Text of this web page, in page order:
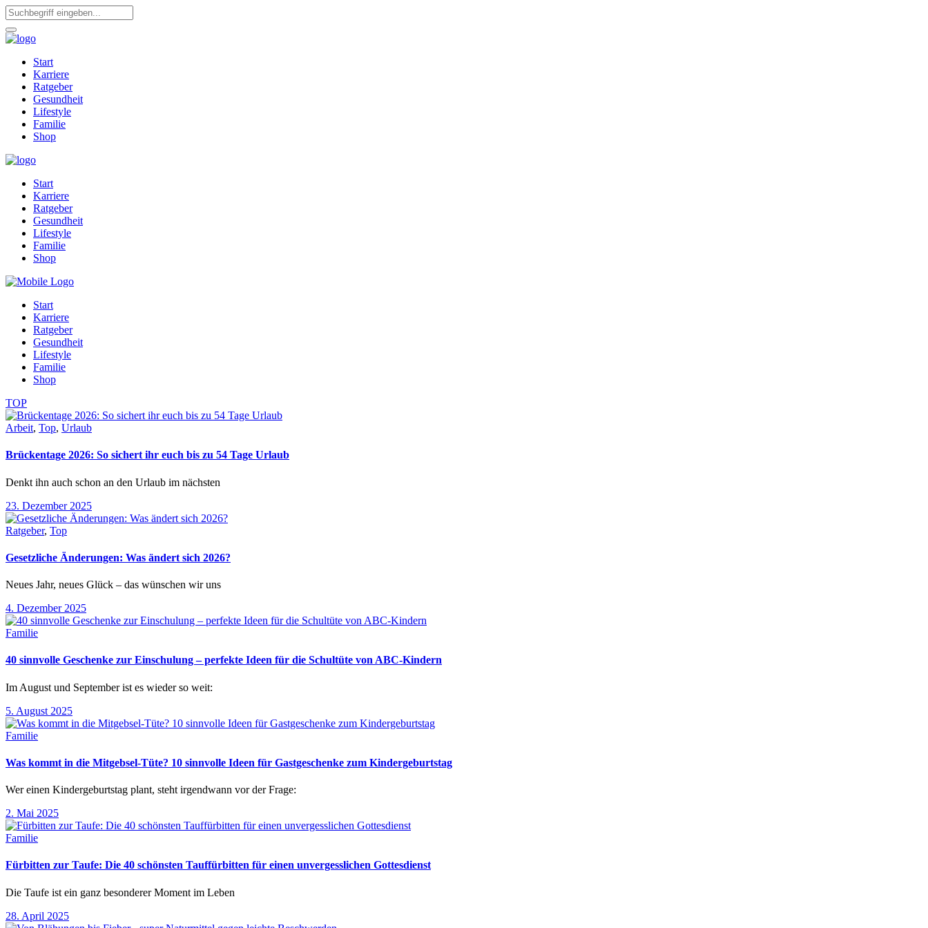
Start
Karriere
Ratgeber
Gesundheit
Lifestyle
Familie
Shop
Start
Karriere
Ratgeber
Gesundheit
Lifestyle
Familie
Shop
Start
Karriere
Ratgeber
Gesundheit
Lifestyle
Familie
Shop
TOP
Arbeit, Top, Urlaub
Brückentage 2026: So sichert ihr euch bis zu 54 Tage Urlaub
Denkt ihn auch schon an den Urlaub im nächsten
23. Dezember 2025
Ratgeber, Top
Gesetzliche Änderungen: Was ändert sich 2026?
Neues Jahr, neues Glück – das wünschen wir uns
4. Dezember 2025
Familie
40 sinnvolle Geschenke zur Einschulung – perfekte Ideen für die Schultüte von ABC-Kindern
Im August und September ist es wieder so weit:
5. August 2025
Familie
Was kommt in die Mitgebsel-Tüte? 10 sinnvolle Ideen für Gastgeschenke zum Kindergeburtstag
Wer einen Kindergeburtstag plant, steht irgendwann vor der Frage:
2. Mai 2025
Familie
Fürbitten zur Taufe: Die 40 schönsten Tauffürbitten für einen unvergesslichen Gottesdienst
Die Taufe ist ein ganz besonderer Moment im Leben
28. April 2025